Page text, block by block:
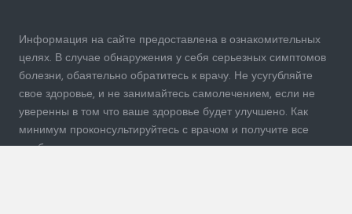
Информация на сайте предоставлена в ознакомительных
целях. В случае обнаружения у себя серьезных симптомов
болезни, обаятельно обратитесь к врачу. Не усугубляйте
свое здоровье, и не занимайтесь самолечением, если не
уверенны в том что ваше здоровье будет улучшено. Как
минимум проконсультируйтесь с врачом и получите все
необходимые данные, прежде чем начать свое лечение.